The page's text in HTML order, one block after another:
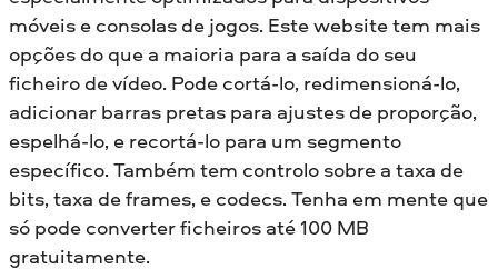
móveis e consolas de jogos. Este website tem mais
opções do que a maioria para a saída do seu
ficheiro de vídeo. Pode cortá-lo, redimensioná-lo,
adicionar barras pretas para ajustes de proporção,
espelhá-lo, e recortá-lo para um segmento
específico. Também tem controlo sobre a taxa de
bits, taxa de frames, e codecs. Tenha em mente que
só pode converter ficheiros até 100 MB
gratuitamente.